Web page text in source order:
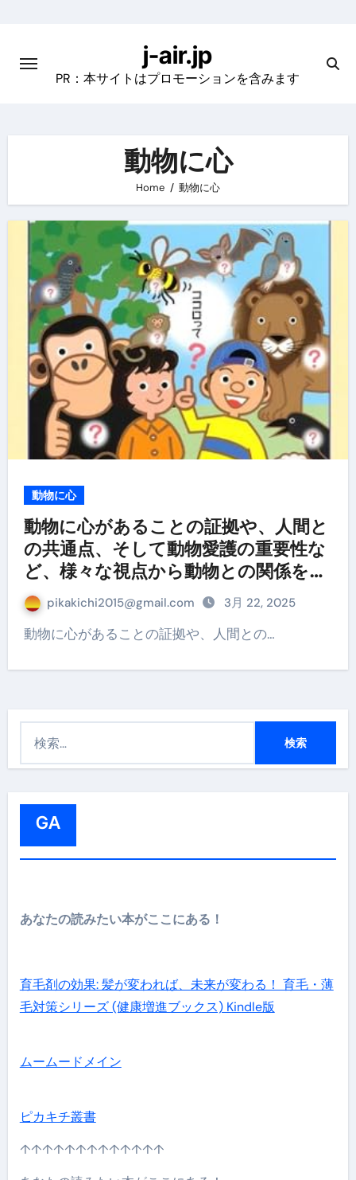
content
j-air.jp
PR：本サイトはプロモーションを含みます
動物に心
Home 動物に心
動物に心
動物に心があることの証拠や、人間と
の共通点、そして動物愛護の重要性な
ど、様々な視点から動物との関係を深
める方法
pikakichi2015@gmail.com 3月 22, 2025
動物に心があることの証拠や、人間との…
GA
あなたの読みたい本がここにある！
育毛剤の効果: 髪が変われば、未来が変わる！ 育毛・薄
毛対策シリーズ (健康増進ブックス) Kindle版
ムームードメイン
ピカキチ叢書
↑↑↑↑↑↑↑↑↑↑↑↑↑